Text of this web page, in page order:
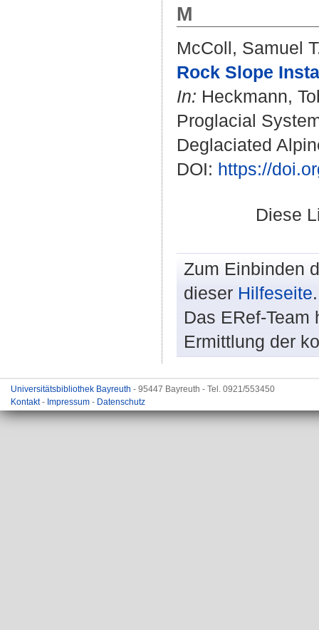
M
McColl, Samuel
Rock Slope
In: Heckmann,
Proglacial
Deglaciated
DOI: https://
Diese
Zum Einbinden
dieser Hilfeseite.
Das ERef-
Ermittlung der
Universitätsbibliothek Bayreuth - 95447 Bayreuth - Tel. 0921/553450
Kontakt- Impressum - Datenschutz